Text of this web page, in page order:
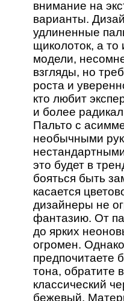
внимание на
варианты.
удлиненные
щиколоток, а то
модели,
взгляды, но
роста и
кто любит
и более
Пальто с
необычными
это будет в
бояться быть
касается
дизайнеры не
фантазию. От
до ярких
огромен.
предпочитаете
тона, обратите
классический
бежевый.